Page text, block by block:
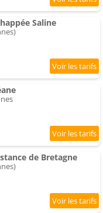
Saline
de Bretagne